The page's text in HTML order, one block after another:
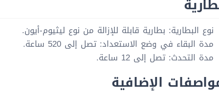
نوع البطارية: بطارية قابلة للإزالة من نوع ليثيوم-أيون.
مدة البقاء في وضع الاستعداد: تصل إلى 520 ساعة.
مدة التحدث: تصل إلى 12 ساعة.
الإضافية